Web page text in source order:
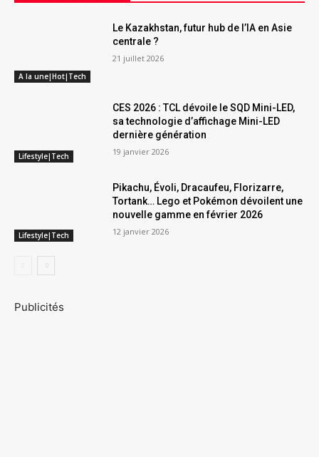
A la une|Hot|Tech
Le Kazakhstan, futur hub de l’IA en Asie
centrale ?
21 juillet 2026
Lifestyle|Tech
CES 2026 : TCL dévoile le SQD Mini-LED,
sa technologie d’affichage Mini-LED
dernière génération
19 janvier 2026
Lifestyle|Tech
Pikachu, Évoli, Dracaufeu, Florizarre,
Tortank… Lego et Pokémon dévoilent une
nouvelle gamme en février 2026
12 janvier 2026
Publicités